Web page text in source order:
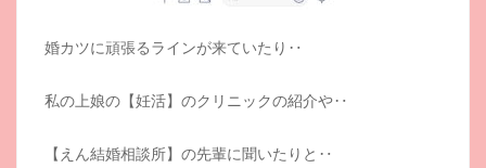
婚カツに頑張るラインが来ていたり‥
私の上娘の【妊活】のクリニックの紹介や‥
【えん結婚相談所】の先輩に聞いたりと‥